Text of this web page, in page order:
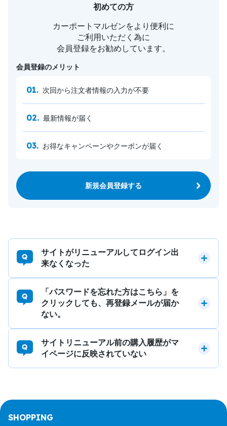
初めての方
カーポートマルゼンをより便利に
ご利用いただく為に
会員登録をお勧めしています。
会員登録のメリット
次回から注文者情報の入力が不要
最新情報が届く
お得なキャンペーンやクーポンが届く
新規会員登録する
サイトがリニューアルしてログイン出
来なくなった
「パスワードを忘れた方はこちら」を
クリックしても、再登録メールが届か
ない。
サイトリニューアル前の購入履歴がマ
イページに反映されていない
SHOPPING